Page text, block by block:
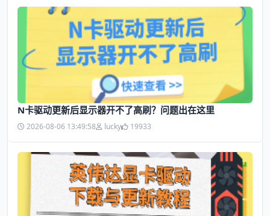
N卡驱动更新后显示器开不了高刷？问题出在这里
2026-08-06 13:49:58 lucky 19933